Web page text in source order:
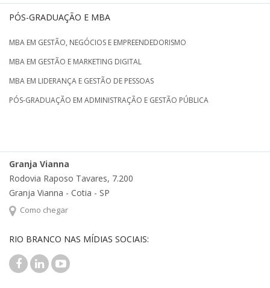
PÓS-GRADUAÇÃO E MBA
MBA EM GESTÃO, NEGÓCIOS E EMPREENDEDORISMO
MBA EM GESTÃO E MARKETING DIGITAL
MBA EM LIDERANÇA E GESTÃO DE PESSOAS
PÓS-GRADUAÇÃO EM ADMINISTRAÇÃO E GESTÃO PÚBLICA
Granja Vianna
Rodovia Raposo Tavares, 7.200
Granja Vianna - Cotia - SP
Como chegar
RIO BRANCO NAS MÍDIAS SOCIAIS: